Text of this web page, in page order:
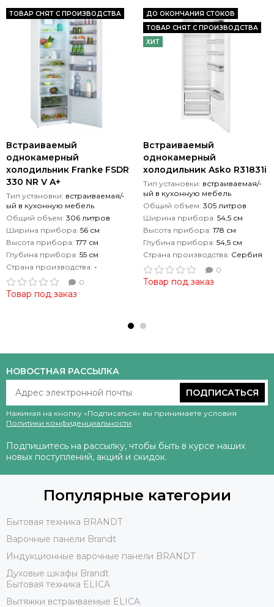
ТОВАР СНЯТ С ПРОИЗВОДСТВА
Встраиваемый
однокамерный
холодильник Franke FSDR
330 NR V A+
Тип установки: встраиваемая/-
ый в кухонную мебель
Общий объем: 306 литров
Ширина прибора: 56 см
Высота прибора: 177 см
Глубина прибора: 55 см
Страна производства: -
0
Товар под заказ
ДО ОКОНЧАНИЯ СТОКОВ
ТОВАР СНЯТ С ПРОИЗВОДСТВА
ХИТ
Встраиваемый
однокамерный
холодильник Asko R31831i
Тип установки: встраиваемая/-
ый в кухонную мебель
Общий объем: 305 литров
Ширина прибора: 54,5 см
Высота прибора: 178 см
Глубина прибора: 54,5 см
Страна производства: Сербия
0
Товар под заказ
НОВОСТНАЯ РАССЫЛКА
ПОДПИСАТЬСЯ
Нажимая на кнопку «Подписаться» вы принимаете условия
Политики конфиденциальности.
Подпишитесь на рассылку, чтобы быть в курсе наших
новых поступлений, акций и скидок.
Популярные категории
Бытовая техника BRANDT
Варочные панели Brandt
Индукционные варочные панели BRANDT
Духовые шкафы Brandt
Бытовая техника ELICA
Вытяжки встраиваемые ELICA